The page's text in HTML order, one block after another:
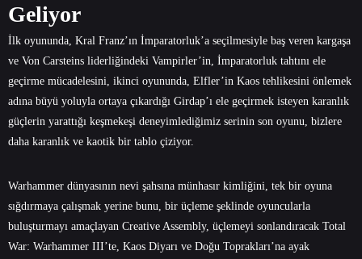
Geliyor
İlk oyununda, Kral Franz’ın İmparatorluk’a seçilmesiyle baş veren kargaşa
ve Von Carsteins liderliğindeki Vampirler’in, İmparatorluk tahtını ele
geçirme mücadelesini, ikinci oyununda, Elfler’in Kaos tehlikesini önlemek
adına büyü yoluyla ortaya çıkardığı Girdap’ı ele geçirmek isteyen karanlık
güçlerin yarattığı keşmekeşi deneyimlediğimiz serinin son oyunu, bizlere
daha karanlık ve kaotik bir tablo çiziyor.
Warhammer dünyasının nevi şahsına münhasır kimliğini, tek bir oyuna
sığdırmaya çalışmak yerine bunu, bir üçleme şeklinde oyuncularla
buluşturmayı amaçlayan Creative Assembly, üçlemeyi sonlandıracak Total
War: Warhammer III’te, Kaos Diyarı ve Doğu Toprakları’na ayak